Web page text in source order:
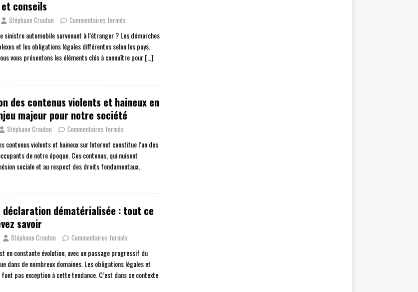
conseils
Stéphane Crouton Commentaires fermés
sinistre automobile survenant à l’étranger ? Les démarches
et les obligations légales différentes selon les pays.
vous présentons les éléments clés à connaître pour[…]
des contenus violents et haineux en
majeur pour notre société
Stéphane Crouton Commentaires fermés
contenus violents et haineux sur Internet constitue l’un des
de notre époque. Ces contenus, qui nuisent
sociale et au respect des droits fondamentaux,
déclaration dématérialisée : tout ce
savoir
Stéphane Crouton Commentaires fermés
en constante évolution, avec un passage progressif du
dans de nombreux domaines. Les obligations légales et
pas exception à cette tendance. C’est dans ce contexte